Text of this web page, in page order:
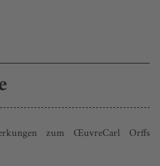
zum ŒuvreCarl Orffs